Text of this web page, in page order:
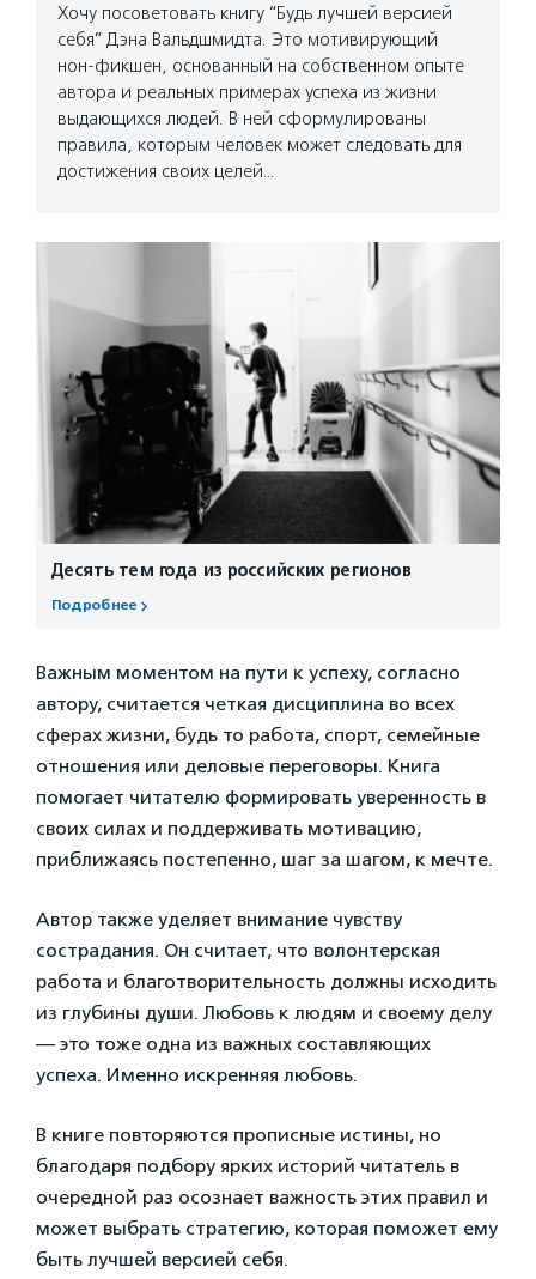
Хочу посоветовать книгу “Будь лучшей версией
себя” Дэна Вальдшмидта. Это мотивирующий
нон-фикшен, основанный на собственном опыте
автора и реальных примерах успеха из жизни
выдающихся людей. В ней сформулированы
правила, которым человек может следовать для
достижения своих целей…
Десять тем года из российских регионов
Подробнее
Важным моментом на пути к успеху, согласно
автору, считается четкая дисциплина во всех
сферах жизни, будь то работа, спорт, семейные
отношения или деловые переговоры. Книга
помогает читателю формировать уверенность в
своих силах и поддерживать мотивацию,
приближаясь постепенно, шаг за шагом, к мечте.
Автор также уделяет внимание чувству
сострадания. Он считает, что волонтерская
работа и благотворительность должны исходить
из глубины души. Любовь к людям и своему делу
— это тоже одна из важных составляющих
успеха. Именно искренняя любовь.
В книге повторяются прописные истины, но
благодаря подбору ярких историй читатель в
очередной раз осознает важность этих правил и
может выбрать стратегию, которая поможет ему
быть лучшей версией себя.